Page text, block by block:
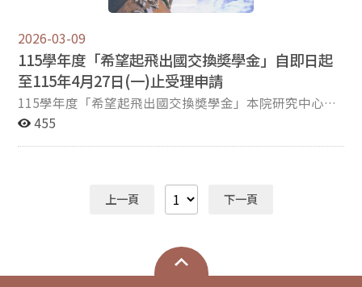
2026-03-09
115學年度「希望起飛出國交換奬學金」自即日起
至115年4月27日(一)止受理申請
115學年度「希望起飛出國交換奬學金」本院研究中心自
即日起至115年4月27日(一)中午12:00止受理申請；有意
115年4月27日(一)中午12:00前將紙本文件送「達」傳播
學院1樓研究中心門口信箱(Room no. 310101)，資料不齊
成一份PDF檔案，檔名為你的名字，於115年4月27日(一)
中午12:00前寄至commrd@nccu.edu.tw。 三、紙本請以
雙面列印，掃描請設定200 dpi，以免檔案過大。 四、奬
455
上一頁 下一頁